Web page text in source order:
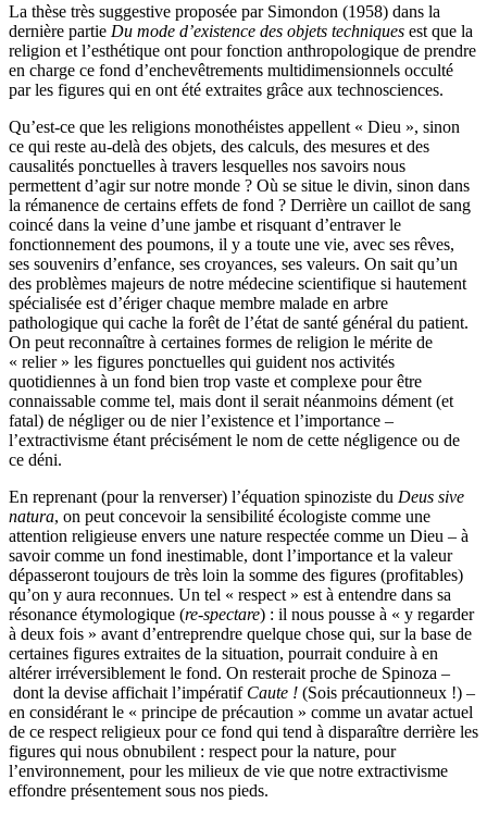
La thèse très suggestive proposée par Simondon (1958) dans la
dernière partie Du mode d’existence des objets techniques est que la
religion et l’esthétique ont pour fonction anthropologique de prendre
en charge ce fond d’enchevêtrements multidimensionnels occulté
par les figures qui en ont été extraites grâce aux technosciences.
Qu’est-ce que les religions monothéistes appellent « Dieu », sinon
ce qui reste au-delà des objets, des calculs, des mesures et des
causalités ponctuelles à travers lesquelles nos savoirs nous
permettent d’agir sur notre monde ? Où se situe le divin, sinon dans
la rémanence de certains effets de fond ? Derrière un caillot de sang
coincé dans la veine d’une jambe et risquant d’entraver le
fonctionnement des poumons, il y a toute une vie, avec ses rêves,
ses souvenirs d’enfance, ses croyances, ses valeurs. On sait qu’un
des problèmes majeurs de notre médecine scientifique si hautement
spécialisée est d’ériger chaque membre malade en arbre
pathologique qui cache la forêt de l’état de santé général du patient.
On peut reconnaître à certaines formes de religion le mérite de
« relier » les figures ponctuelles qui guident nos activités
quotidiennes à un fond bien trop vaste et complexe pour être
connaissable comme tel, mais dont il serait néanmoins dément (et
fatal) de négliger ou de nier l’existence et l’importance –
l’extractivisme étant précisément le nom de cette négligence ou de
ce déni.
En reprenant (pour la renverser) l’équation spinoziste du Deus sive
natura, on peut concevoir la sensibilité écologiste comme une
attention religieuse envers une nature respectée comme un Dieu – à
savoir comme un fond inestimable, dont l’importance et la valeur
dépasseront toujours de très loin la somme des figures (profitables)
qu’on y aura reconnues. Un tel « respect » est à entendre dans sa
résonance étymologique (re-spectare) : il nous pousse à « y regarder
à deux fois » avant d’entreprendre quelque chose qui, sur la base de
certaines figures extraites de la situation, pourrait conduire à en
altérer irréversiblement le fond. On resterait proche de Spinoza –
dont la devise affichait l’impératif Caute ! (Sois précautionneux !) –
en considérant le « principe de précaution » comme un avatar actuel
de ce respect religieux pour ce fond qui tend à disparaître derrière les
figures qui nous obnubilent : respect pour la nature, pour
l’environnement, pour les milieux de vie que notre extractivisme
effondre présentement sous nos pieds.